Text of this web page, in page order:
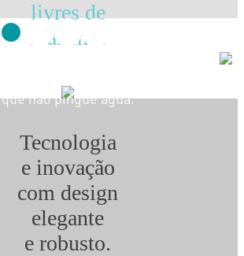
livres de
manchas
que não pingue água.
Tecnologia
e inovação
com design
elegante
e robusto.